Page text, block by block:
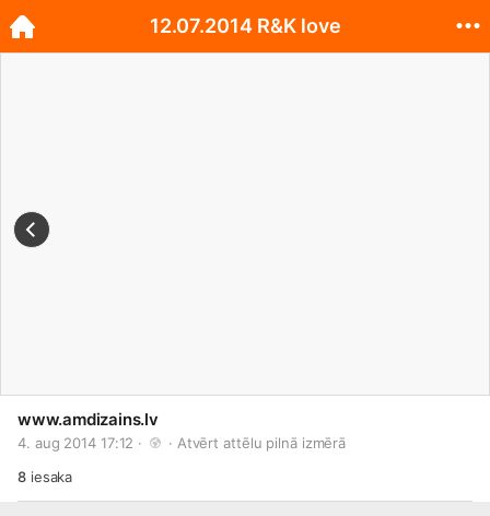
www.amdizains.lv
4. aug 2014 17:12 · · Atvērt attēlu pilnā izmērā
8iesaka
12.07.2014 R&K love